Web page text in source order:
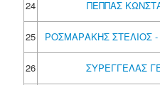
24
ΠΕΠΠΑΣ
25 ΡΟΣΜΑΡΑΚΗΣ ΣΤΕΛΙΟΣ
26
ΣΥΡΕΓΓΕΛΑΣ